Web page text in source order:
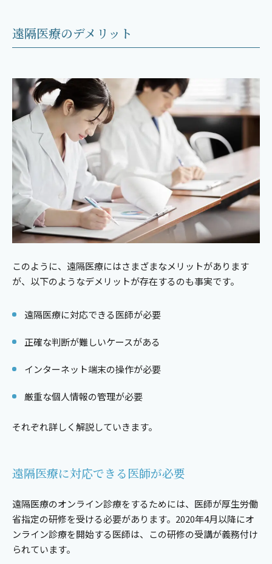
遠隔医療のデメリット
このように、遠隔医療にはさまざまなメリットがあります
が、以下のようなデメリットが存在するのも事実です。
遠隔医療に対応できる医師が必要
正確な判断が難しいケースがある
インターネット端末の操作が必要
厳重な個人情報の管理が必要
それぞれ詳しく解説していきます。
遠隔医療に対応できる医師が必要
遠隔医療のオンライン診療をするためには、医師が厚生労働
省指定の研修を受ける必要があります。2020年4月以降にオ
ンライン診療を開始する医師は、この研修の受講が義務付け
られています。